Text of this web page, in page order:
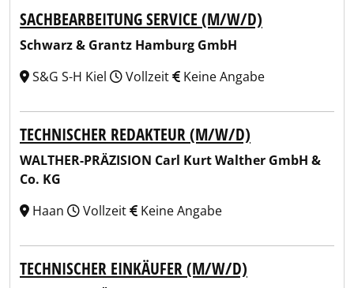
SACHBEARBEITUNG SERVICE (M/W/D)
Schwarz & Grantz Hamburg GmbH
S&G S-H Kiel
Vollzeit Keine Angabe
TECHNISCHER REDAKTEUR (M/W/D)
WALTHER-PRÄZISION Carl Kurt Walther GmbH &
Co. KG
Haan
Vollzeit Keine Angabe
TECHNISCHER EINKÄUFER (M/W/D)